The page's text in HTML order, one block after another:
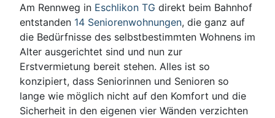
Am Rennweg in Eschlikon TG direkt beim Bahnhof
entstanden 14 Seniorenwohnungen, die ganz auf
die Bedürfnisse des selbstbestimmten Wohnens im
Alter ausgerichtet sind und nun zur
Erstvermietung bereit stehen. Alles ist so
konzipiert, dass Seniorinnen und Senioren so
lange wie möglich nicht auf den Komfort und die
Sicherheit in den eigenen vier Wänden verzichten